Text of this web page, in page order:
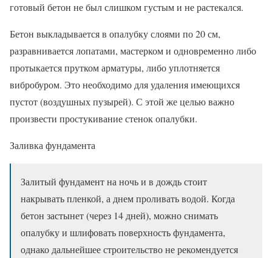
готовый бетон не был слишком густым и не растекался.
Бетон выкладывается в опалубку слоями по 20 см,
разравнивается лопатами, мастерком и одновременно либо
протыкается прутком арматуры, либо уплотняется
вибробуром. Это необходимо для удаления имеющихся
пустот (воздушных пузырей). С этой же целью важно
произвести простукивание стенок опалубки.
Заливка фундамента
Залитый фундамент на ночь и в дождь стоит
накрывать пленкой, а днем проливать водой. Когда
бетон застынет (через 14 дней), можно снимать
опалубку и шлифовать поверхность фундамента,
однако дальнейшее строительство не рекомендуется